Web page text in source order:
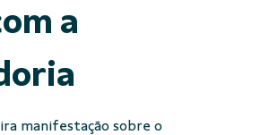
a
manifestação sobre o